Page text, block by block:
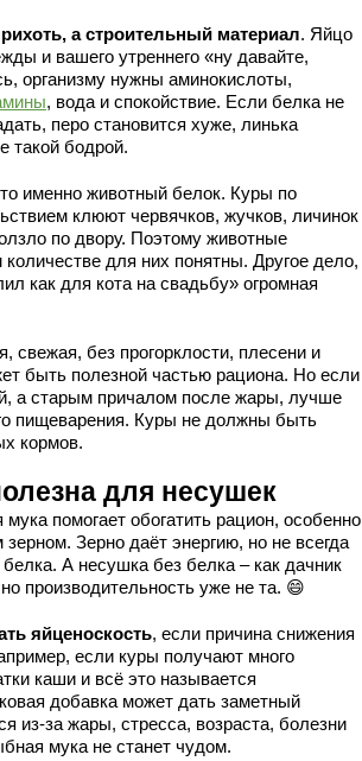
а строительный материал. Яйцо
и вашего утреннего «ну давайте,
организму нужны аминокислоты,
, вода и спокойствие. Если белка не
перо становится хуже, линька
такой бодрой.
именно животный белок. Куры по
клюют червячков, жучков, личинок
по двору. Поэтому животные
для них понятны. Другое дело,
как для кота на свадьбу» огромная
свежая, без прогорклости, плесени и
быть полезной частью рациона. Но если
а старым причалом после жары, лучше
пищеварения. Куры не должны быть
кормов.
для несушек
помогает обогатить рацион, особенно
Зерно даёт энергию, но не всегда
белка. А несушка без белка – как дачник
производительность уже не та. 😄
яйценоскость, если причина снижения
если куры получают много
каши и всё это называется
добавка может дать заметный
из-за жары, стресса, возраста, болезни
мука не станет чудом.